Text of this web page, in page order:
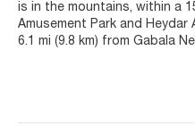
is in the mountains, within a
Amusement Park and Heydar Aliyev Park.
6.1 mi (9.8 km) from Gabala
Pamper yourself with a visit
the recreational amenities,